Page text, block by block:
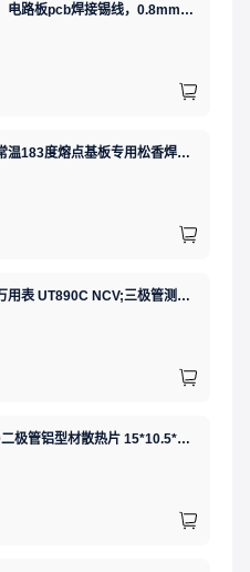
维修佬,王者焊锡丝，电路板pcb焊接锡线，0.8mm800g,1个
维修佬,焊锡丝精细常温183度熔点基板专用松香焊接锡线,500g0.8mm,1卷
优利德 数字式手持万用表 UT890C NCV;三极管测试;二极管测试;火线辨别;真有效值;通断测试
XSD(鑫顺达)to-220二极管铝型材散热片 15*10.5*21 黑色带针大功率电子散热器（可定制）